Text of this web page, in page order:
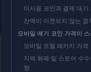
미사용 코인과 결제 대기
잔액이 이전되지 않는 경
모바일 에기 코인 가격이
모바일 포털 패키지 가격
지역 화폐 및 스토어 수
향